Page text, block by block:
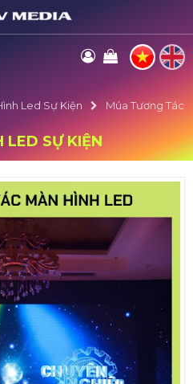
Led Sự Kiện
Múa Tương Tác
LED SỰ KIỆN